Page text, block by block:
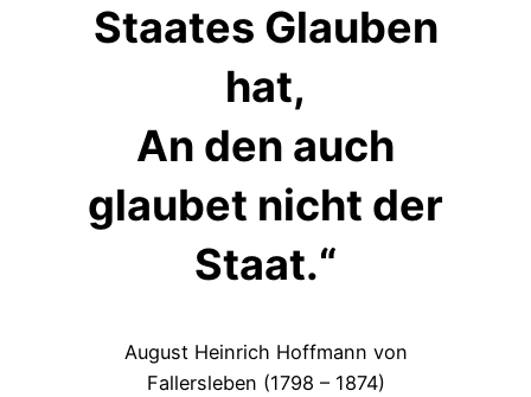
Staates Glauben
hat,
An den auch
glaubet nicht der
Staat.“
August Heinrich Hoffmann von
Fallersleben (1798 – 1874)